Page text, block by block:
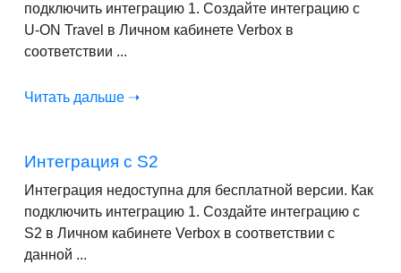
подключить интеграцию 1. Создайте интеграцию с
U-ON Travel в Личном кабинете Verbox в
соответствии ...
Читать дальше ➝
Интеграция с S2
Интеграция недоступна для бесплатной версии. Как
подключить интеграцию 1. Создайте интеграцию с
S2 в Личном кабинете Verbox в соответствии с
данной ...